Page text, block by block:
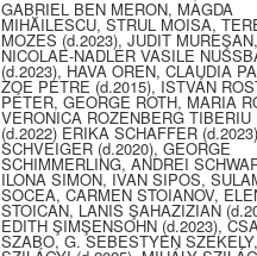
GABRIEL BEN MERON, MAGDA
MIHĂILESCU, STRUL MOISA,
MOZES (d.2023), JUDIT
NICOLAE-NADLER VASILE
(d.2023), HAVA OREN, CLAUDIA
ZOE PETRE (d.2015), ISTVÁN
PÉTER, GEORGE ROTH, MARIA
VERONICA ROZENBERG TIBERIU
(d.2022) ERIKA SCHAFFER
SCHVEIGER (d.2020), GEORGE
SCHIMMERLING, ANDREI
ILONA SIMON, IVAN SIPOS,
SOCEA, CARMEN STOIANOV,
STOICAN, LANIS ŞAHAZIZIAN
EDITH ŞIMŞENSOHN (d.2023),
SZABO, G. SEBESTYEN